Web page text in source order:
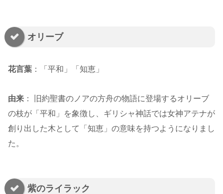
オリーブ
花言葉 ：「平和」「知恵」
由来 ： 旧約聖書のノアの方舟の物語に登場するオリーブ
の枝が「平和」を象徴し、ギリシャ神話では女神アテナが
創り出した木として「知恵」の意味を持つようになりまし
た。
紫のライラック